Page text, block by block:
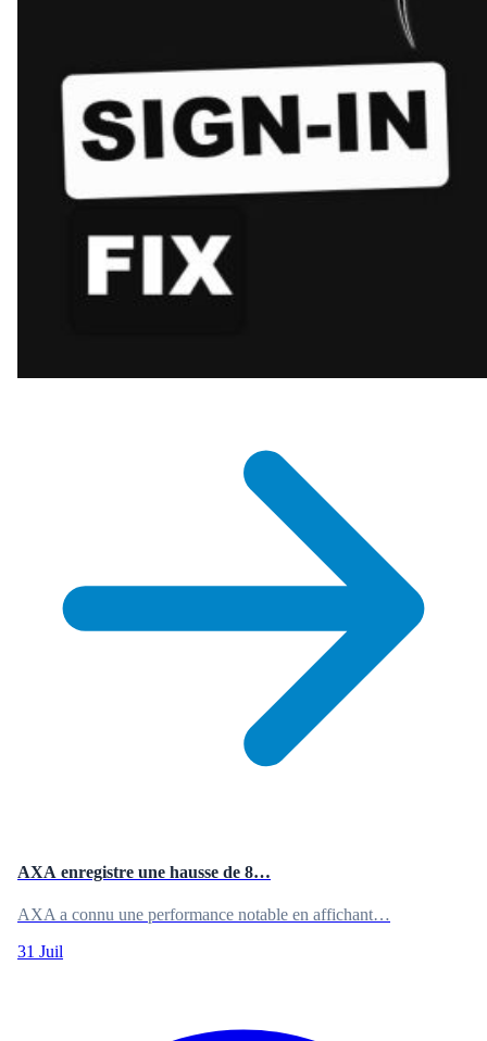
AXA enregistre une hausse de 8…
AXA a connu une performance notable en affichant…
31 Juil